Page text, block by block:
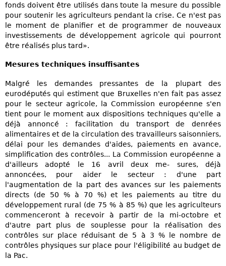
fonds doivent être utilisés dans toute la mesure du possible
pour soutenir les agriculteurs pendant la crise. Ce n'est pas
le moment de planifier et de programmer de nouveaux
investissements de développement agricole qui pourront
être réalisés plus tard».
Mesures techniques insuffisantes
Malgré les demandes pressantes de la plupart des
eurodéputés qui estiment que Bruxelles n'en fait pas assez
pour le secteur agricole, la Commission européenne s'en
tient pour le moment aux dispositions techniques qu'elle a
déjà annoncé : facilitation du transport de denrées
alimentaires et de la circulation des travailleurs saisonniers,
délai pour les demandes d'aides, paiements en avance,
simplification des contrôles... La Commission européenne a
d'ailleurs adopté le 16 avril deux me- sures, déjà
annoncées, pour aider le secteur : d'une part
l'augmentation de la part des avances sur les paiements
directs (de 50 % à 70 %) et les paiements au titre du
développement rural (de 75 % à 85 %) que les agriculteurs
commenceront à recevoir à partir de la mi-octobre et
d'autre part plus de souplesse pour la réalisation des
contrôles sur place réduisant de 5 à 3 % le nombre de
contrôles physiques sur place pour l'éligibilité au budget de
la Pac.